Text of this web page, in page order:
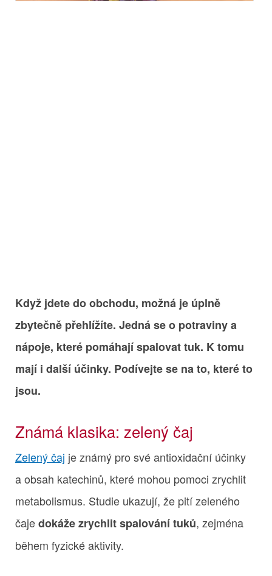
Když jdete do obchodu, možná je úplně
zbytečně přehlížíte. Jedná se o potraviny a
nápoje, které pomáhají spalovat tuk. K tomu
mají i další účinky. Podívejte se na to, které to
jsou.
Známá klasika: zelený čaj
Zelený čaj je známý pro své antioxidační účinky
a obsah katechinů, které mohou pomoci zrychlit
metabolismus. Studie ukazují, že pití zeleného
čajedokáže zrychlit spalování tuků, zejména
během fyzické aktivity.